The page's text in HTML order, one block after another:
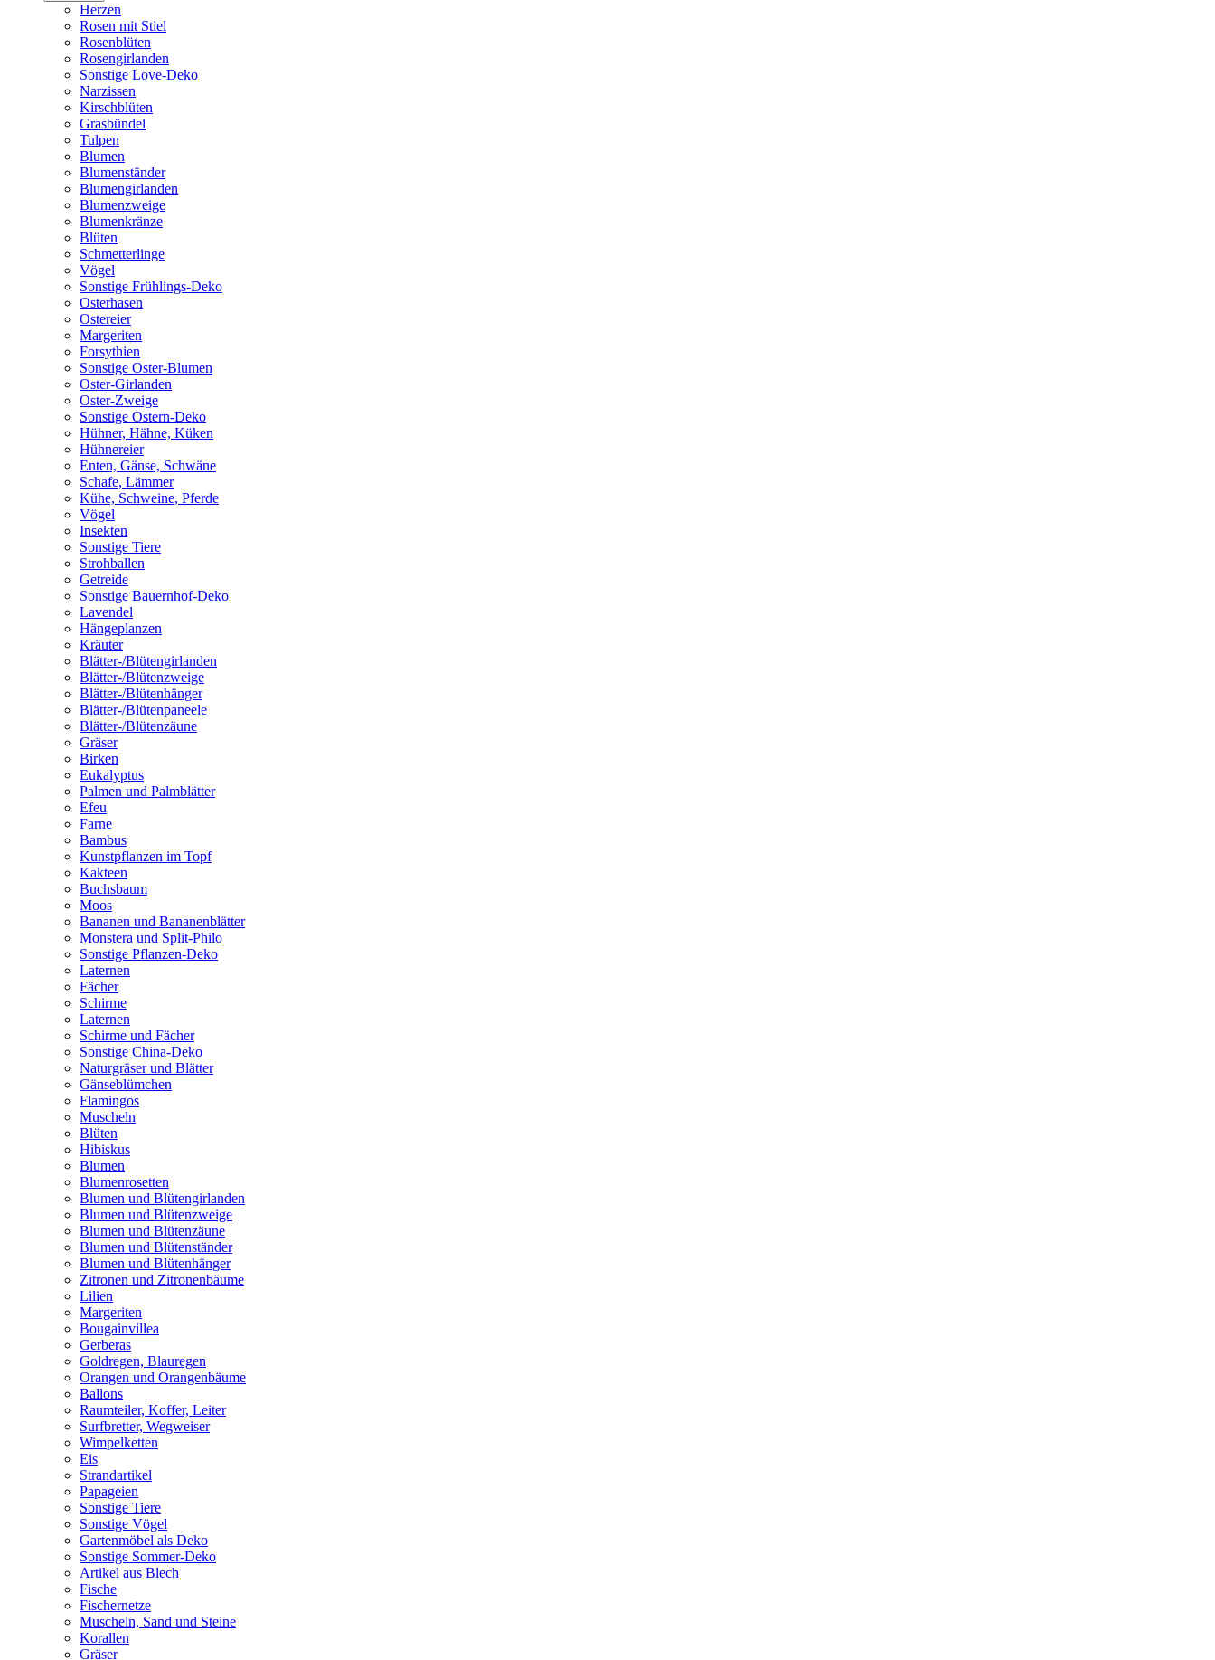
Herzen
Rosen mit Stiel
Rosenblüten
Rosengirlanden
Sonstige Love-Deko
Narzissen
Kirschblüten
Grasbündel
Tulpen
Blumen
Blumenständer
Blumengirlanden
Blumenzweige
Blumenkränze
Blüten
Schmetterlinge
Vögel
Sonstige Frühlings-Deko
Osterhasen
Ostereier
Margeriten
Forsythien
Sonstige Oster-Blumen
Oster-Girlanden
Oster-Zweige
Sonstige Ostern-Deko
Hühner, Hähne, Küken
Hühnereier
Enten, Gänse, Schwäne
Schafe, Lämmer
Kühe, Schweine, Pferde
Vögel
Insekten
Sonstige Tiere
Strohballen
Getreide
Sonstige Bauernhof-Deko
Lavendel
Hängeplanzen
Kräuter
Blätter-/Blütengirlanden
Blätter-/Blütenzweige
Blätter-/Blütenhänger
Blätter-/Blütenpaneele
Blätter-/Blütenzäune
Gräser
Birken
Eukalyptus
Palmen und Palmblätter
Efeu
Farne
Bambus
Kunstpflanzen im Topf
Kakteen
Buchsbaum
Moos
Bananen und Bananenblätter
Monstera und Split-Philo
Sonstige Pflanzen-Deko
Laternen
Fächer
Schirme
Laternen
Schirme und Fächer
Sonstige China-Deko
Naturgräser und Blätter
Gänseblümchen
Flamingos
Muscheln
Blüten
Hibiskus
Blumen
Blumenrosetten
Blumen und Blütengirlanden
Blumen und Blütenzweige
Blumen und Blütenzäune
Blumen und Blütenständer
Blumen und Blütenhänger
Zitronen und Zitronenbäume
Lilien
Margeriten
Bougainvillea
Gerberas
Goldregen, Blauregen
Orangen und Orangenbäume
Ballons
Raumteiler, Koffer, Leiter
Surfbretter, Wegweiser
Wimpelketten
Eis
Strandartikel
Papageien
Sonstige Tiere
Sonstige Vögel
Gartenmöbel als Deko
Sonstige Sommer-Deko
Artikel aus Blech
Fische
Fischernetze
Muscheln, Sand und Steine
Korallen
Gräser